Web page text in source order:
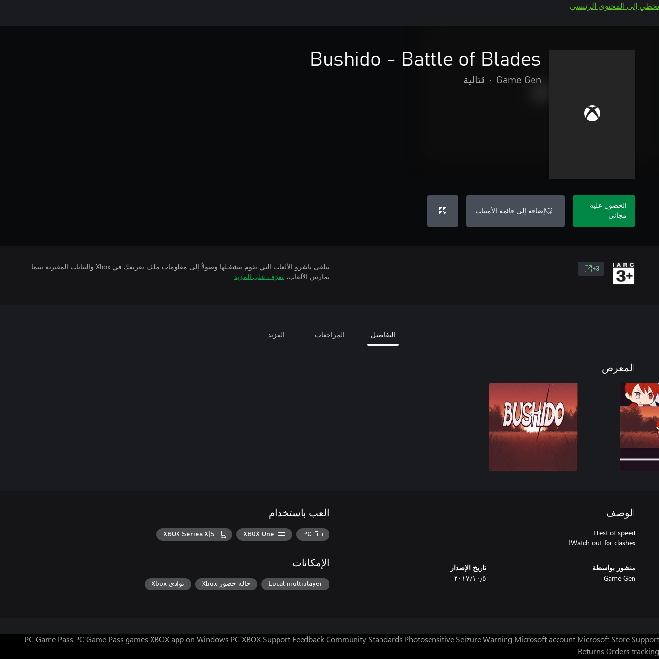
تخطي إلى المحتوى الرئيسي
Bushido - Battle of Blades
Game Gen
• قتالية
الحصول عليه
مجاني
إضافة إلى قائمة الأمنيات
3+
يتلقى ناشرو الألعاب التي تقوم بتشغيلها وصولاً إلى معلومات ملف تعريفك في Xbox والبيانات المقترنة بينما
تمارس الألعاب. تعرّف على المزيد
التفاصيل المراجعات المزيد
المعرض
الوصف
Watch out for clashes!
منشور بواسطة
Game Gen
تاريخ الإصدار
٥‏/١٠‏/٢٠١٧
العب باستخدام
PC
XBOX One
XBOX Series X|S
الإمكانات
Local multiplayer حالة حضور Xbox نوادي Xbox
PC Game Pass PC Game Pass games XBOX app on Windows PC XBOX Support FeedbackCommunity Standards Photosensitive Seizure Warning Microsoft account Microsoft Store Support
Returns Orders tracking